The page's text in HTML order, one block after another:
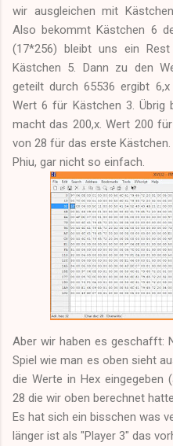
wir ausgleichen mit
Also bekommt Kästchen 6
(17*256) bleibt uns ein
Kästchen 5. Dann zu den
geteilt durch 65536 ergibt
Wert 6 für Kästchen 3. Übrig
macht das 200,x. Wert 200
von 28 für das erste Kästchen.
Phiu, gar nicht so einfach.
Aber wir haben es geschafft:
Spiel wie man es oben sieht
die Werte in Hex eingegeben
28 die wir oben berechnet
Es hat sich ein bisschen was
länger ist als "Player 3" das